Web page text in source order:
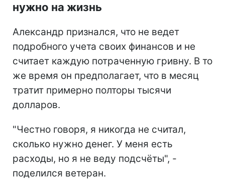
нужно на жизнь
Александр признался, что не ведет
подробного учета своих финансов и не
считает каждую потраченную гривну. В то
же время он предполагает, что в месяц
тратит примерно полторы тысячи
долларов.
"Честно говоря, я никогда не считал,
сколько нужно денег. У меня есть
расходы, но я не веду подсчёты", -
поделился ветеран.